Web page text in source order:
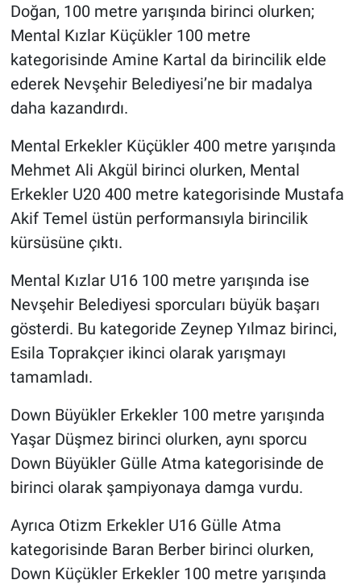
Doğan, 100 metre yarışında birinci olurken;
Mental Kızlar Küçükler 100 metre
kategorisinde Amine Kartal da birincilik elde
ederek Nevşehir Belediyesi’ne bir madalya
daha kazandırdı.
Mental Erkekler Küçükler 400 metre yarışında
Mehmet Ali Akgül birinci olurken, Mental
Erkekler U20 400 metre kategorisinde Mustafa
Akif Temel üstün performansıyla birincilik
kürsüsüne çıktı.
Mental Kızlar U16 100 metre yarışında ise
Nevşehir Belediyesi sporcuları büyük başarı
gösterdi. Bu kategoride Zeynep Yılmaz birinci,
Esila Toprakçıer ikinci olarak yarışmayı
tamamladı.
Down Büyükler Erkekler 100 metre yarışında
Yaşar Düşmez birinci olurken, aynı sporcu
Down Büyükler Gülle Atma kategorisinde de
birinci olarak şampiyonaya damga vurdu.
Ayrıca Otizm Erkekler U16 Gülle Atma
kategorisinde Baran Berber birinci olurken,
Down Küçükler Erkekler 100 metre yarışında
Çevre
Haberde İnsan